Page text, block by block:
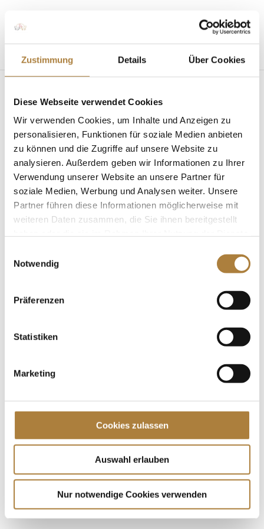
Zustimmung Details Über Cookies
Diese Webseite verwendet Cookies
Wir verwenden Cookies, um Inhalte und Anzeigen zu
personalisieren, Funktionen für soziale Medien anbieten
zu können und die Zugriffe auf unsere Website zu
analysieren. Außerdem geben wir Informationen zu Ihrer
Verwendung unserer Website an unsere Partner für
soziale Medien, Werbung und Analysen weiter. Unsere
Partner führen diese Informationen möglicherweise mit
weiteren Daten zusammen, die Sie ihnen bereitgestellt
Notwendig
Präferenzen
Statistiken
Marketing
Cookies zulassen
Auswahl erlauben
Nur notwendige Cookies verwenden
Seite wählen
Para-Dressur: erfolgreiche Resonanz nach den
Paralympics
von Insa Strothmann 09. September 2024 News
Interview mit DOKR-Geschäftsführer Dr. Dennis
Peiler Sechs Medaillen – drei silberne und drei
Dressurreiter von den Paralympics in Paris mit nach
Spenden
Aktuelle News
Springpokal
Talentpool-Athlet Calvin Böckmann wird U25-
Weltmeister
100. Geburtstag von HGW: Warendorf erinnert an
eine Legende des Pferdesports